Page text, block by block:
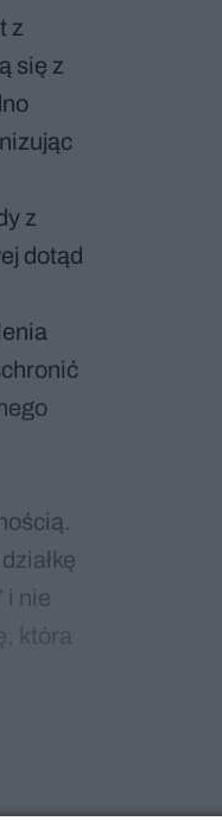
z
się z
z
dotąd
i nie
która